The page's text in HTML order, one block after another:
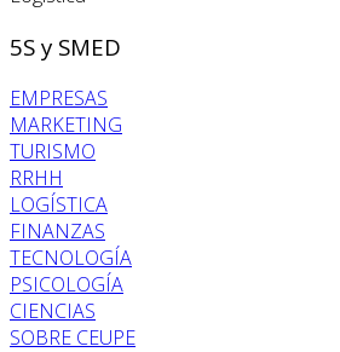
5S y SMED
EMPRESAS
MARKETING
TURISMO
RRHH
LOGÍSTICA
FINANZAS
TECNOLOGÍA
PSICOLOGÍA
CIENCIAS
SOBRE CEUPE